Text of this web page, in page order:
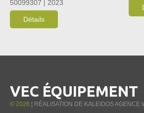
50099307 | 2023
Détails
VEC ÉQUIPEMENT
© 2026 | RÉALISATION DE KALEIDOS AGENCE